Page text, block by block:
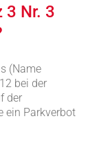
3 Nr. 3
(Name
bei der
der
ein Parkverbot